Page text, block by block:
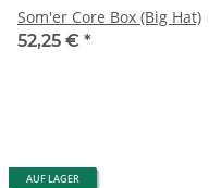
Som'er Core Box (Big Hat)
52,25 € *
AUF LAGER